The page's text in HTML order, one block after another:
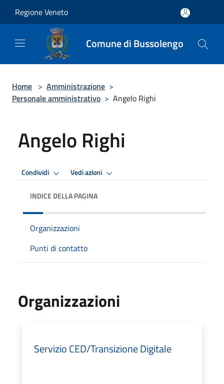
Regione Veneto
Comune di Bussolengo
Home > Amministrazione >
Personale amministrativo > Angelo Righi
Angelo Righi
Condividi Vedi azioni
INDICE DELLA PAGINA
Organizzazioni
Punti di contatto
Organizzazioni
Servizio CED/Transizione Digitale